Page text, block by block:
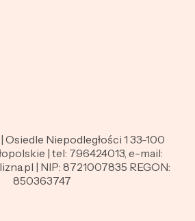
| Osiedle Niepodległości 1 33-100
| tel: 796424013, e-mail:
| NIP: 8721007835 REGON:
850363747